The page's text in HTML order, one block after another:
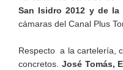
San Isidro 2012 y de
cámaras del Canal Plus
Respecto a la cartelería,
concretos. José Tomás,